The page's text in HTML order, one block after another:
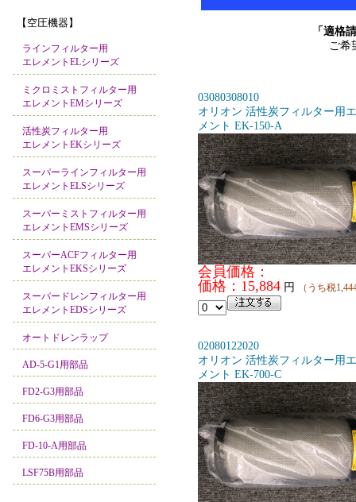
【空圧機器】
ラインフィルター用
エレメントELシリーズ
ミクロミストフィルター用
エレメントEMシリーズ
活性炭フィルター用
エレメントEKシリーズ
スーパーラインフィルター用
エレメントELSシリーズ
スーパーミストフィルター用
エレメントEMSシリーズ
スーパーACFフィルター用
エレメントEKSシリーズ
スーパードレンフィルター用
エレメントEDSシリーズ
オートドレンラップ
AD-5-G1用部品
FD2-G3用部品
FD6-G3用部品
FD-10-A用部品
LSF75B用部品
「適格
ご希
03080308010
オリオン 活性炭フィルター用
メント EK-150-A
会員価格：
価格：15,884 円 （うち税
02080122020
オリオン 活性炭フィルター用
メント EK-700-C